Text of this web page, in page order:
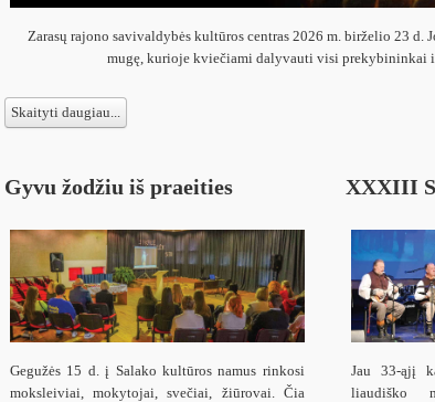
Zarasų rajono savivaldybės kultūros centras 2026 m. birželio 23 d.
mugę, kurioje kviečiami dalyvauti visi prekybininkai
Skaityti daugiau...
Gyvu žodžiu iš praeities
Gegužės 15 d. į Salako kultūros namus rinkosi
moksleiviai, mokytojai, svečiai, žiūrovai. Čia
XXXIII
Jau 33-ąjį
liaudiško